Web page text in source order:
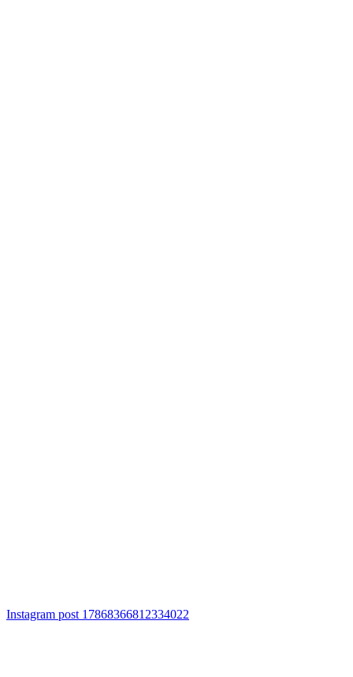
Instagram post 17868366812334022